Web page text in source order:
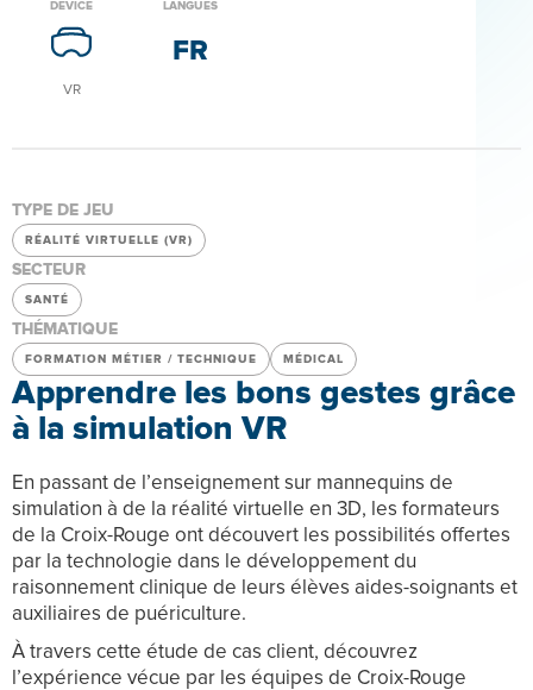
DEVICE
VR
LANGUES
FR
Apprendre les bons gestes grâce
à la simulation VR
En passant de l’enseignement sur mannequins de
simulation à de la réalité virtuelle en 3D, les formateurs
de la Croix-Rouge ont découvert les possibilités offertes
par la technologie dans le développement du
raisonnement clinique de leurs élèves aides-soignants et
auxiliaires de puériculture.
À travers cette étude de cas client, découvrez
l’expérience vécue par les équipes de Croix-Rouge
TYPE DE JEU
RÉALITÉ VIRTUELLE (VR)
SECTEUR
SANTÉ
THÉMATIQUE
FORMATION MÉTIER / TECHNIQUE MÉDICAL